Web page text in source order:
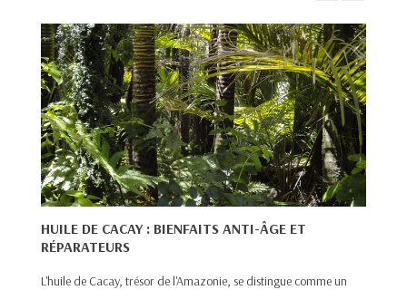
HUILE DE CACAY : BIENFAITS ANTI-ÂGE ET
RÉPARATEURS
L'huile de Cacay, trésor de l'Amazonie, se distingue comme un